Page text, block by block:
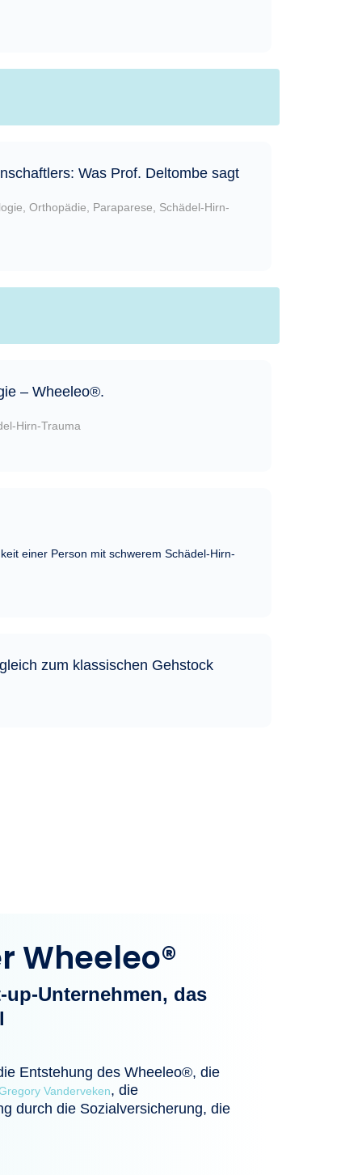
Was Prof. Deltombe sagt
,Orthopädie Paraparese
Schädel-Hirn-
– Wheeleo®.
Hirn-Trauma
einer Person mit schwerem Schädel-Hirn-
zum klassischen Gehstock
Wheeleo®
Unternehmen, das
Entstehung des Wheeleo®, die
Vanderveken, die
durch die Sozialversicherung, die